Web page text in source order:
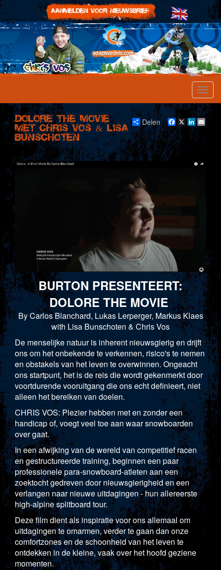
Delen Facebook
X
Dolore the Movie
met Chris Vos & Lisa
Bunschoten
BURTON PRESENTEERT:
DOLORE THE MOVIE
By Carlos Blanchard, Lukas Lerperger, Markus Klaes
with Lisa Bunschoten & Chris Vos
De menselijke natuur is inherent nieuwsgierig en drijft
ons om het onbekende te verkennen, risico's te nemen
en obstakels van het leven te overwinnen. Ongeacht
ons startpunt, het is de reis die wordt gekenmerkt door
voortdurende vooruitgang die ons echt definieert, niet
alleen het bereiken van doelen.
CHRIS VOS: Plezier hebben met en zonder een
handicap of, voegt veel toe aan waar snowboarden
over gaat.
In een afwijking van de wereld van competitief racen
en gestructureerde training, beginnen een paar
professionele para-snowboard-atleten aan een
zoektocht gedreven door nieuwsgierigheid en een
verlangen naar nieuwe uitdagingen - hun allereerste
high-alpine splitboard tour.
Deze film dient als inspiratie voor ons allemaal om
uitdagingen te omarmen, verder te gaan dan onze
comfortzones en de schoonheid van het leven te
ontdekken in de kleine, vaak over het hoofd geziene
momenten.